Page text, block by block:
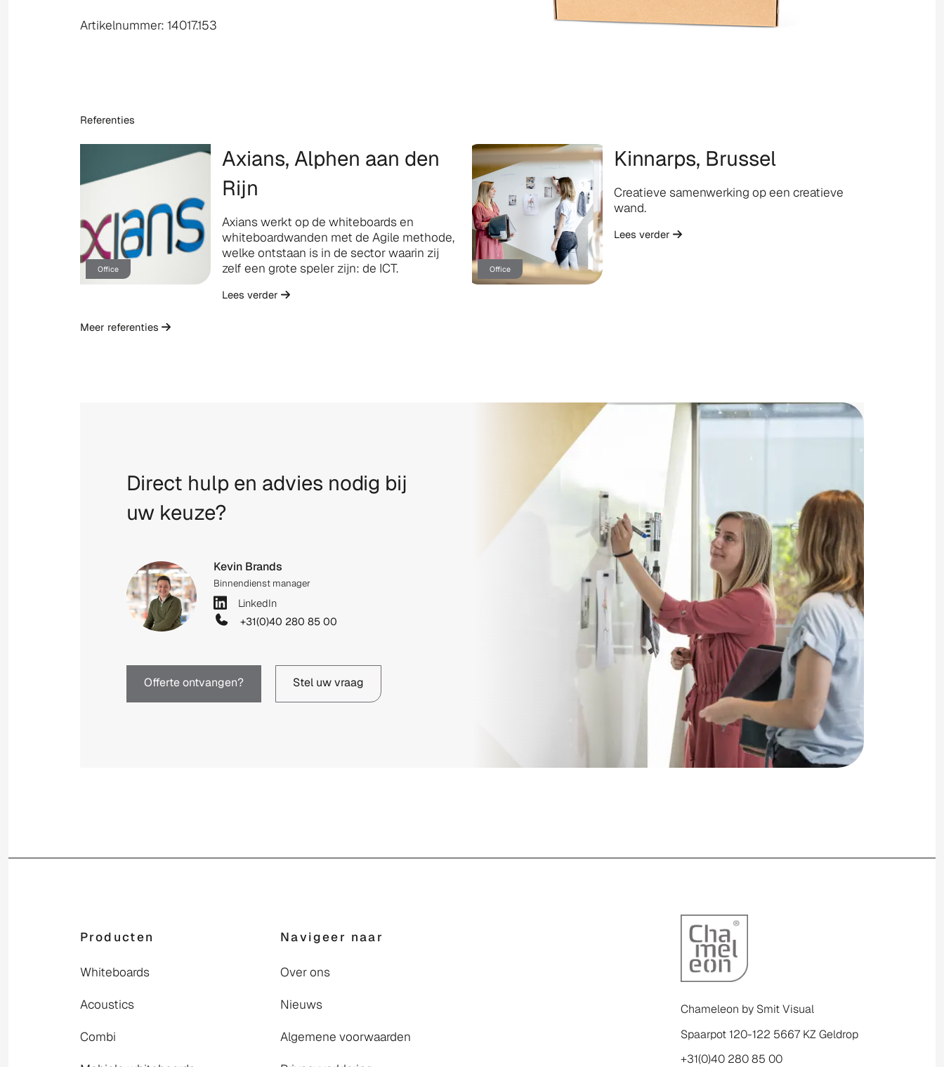
Artikelnummer: 14017.153
Referenties
Office
Axians, Alphen aan den
Rijn
Axians werkt op de whiteboards en
whiteboardwanden met de Agile methode,
welke ontstaan is in de sector waarin zij
zelf een grote speler zijn: de ICT.
Lees verder
Office
Kinnarps, Brussel
Creatieve samenwerking op een creatieve
wand.
Lees verder
Meer referenties
Direct hulp en advies nodig bij
uw keuze?
Kevin Brands
Binnendienst manager
LinkedIn
+31(0)40 280 85 00
Offerte ontvangen? Stel uw vraag
Producten
Whiteboards
Acoustics
Combi
Navigeer naar
Over ons
Nieuws
Algemene voorwaarden
Chameleon by Smit Visual
Spaarpot 120-122 5667 KZ Geldrop
+31(0)40 280 85 00